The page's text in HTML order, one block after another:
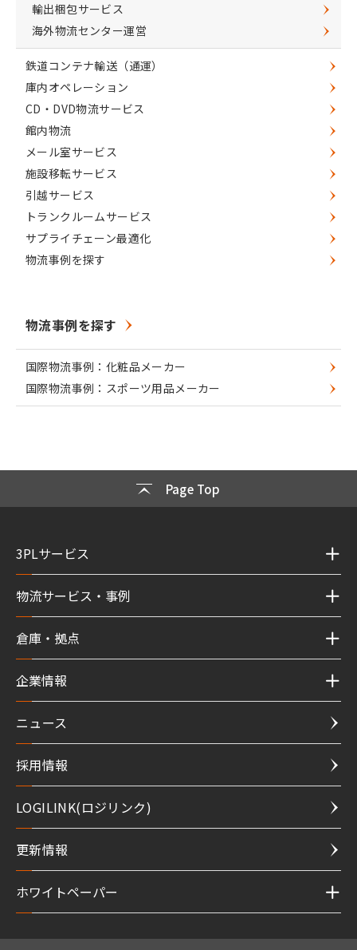
輸出梱包サービス
海外物流センター運営
鉄道コンテナ輸送（通運）
庫内オペレーション
CD・DVD物流サービス
館内物流
メール室サービス
施設移転サービス
引越サービス
トランクルームサービス
サプライチェーン最適化
物流事例を探す
物流事例を探す
国際物流事例：化粧品メーカー
国際物流事例：スポーツ用品メーカー
Page Top
3PLサービス
物流サービス・事例
倉庫・拠点
企業情報
ニュース
採用情報
LOGILINK(ロジリンク)
更新情報
ホワイトペーパー